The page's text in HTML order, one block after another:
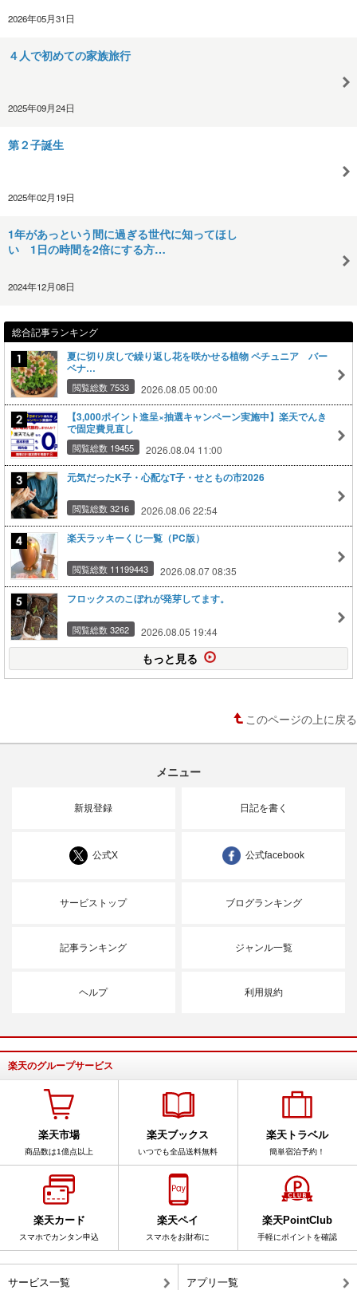
2026年05月31日
４人で初めての家族旅行
2025年09月24日
第２子誕生
2025年02月19日
1年があっという間に過ぎる世代に知ってほし
い 1日の時間を2倍にする方…
2024年12月08日
総合記事ランキング
夏に切り戻しで繰り返し花を咲かせる植物 ペチュニア バー
ベナ…
閲覧総数 7533 2026.08.05 00:00
【3,000ポイント進呈×抽選キャンペーン実施中】楽天でんき
で固定費見直し
閲覧総数 19455 2026.08.04 11:00
元気だったK子・心配なT子・せともの市2026
閲覧総数 3216 2026.08.06 22:54
楽天ラッキーくじ一覧（PC版）
閲覧総数 11199443 2026.08.07 08:35
フロックスのこぼれが発芽してます。
閲覧総数 3262 2026.08.05 19:44
もっと見る
このページの上に戻る
メニュー
新規登録 日記を書く
公式X 公式facebook
サービストップ ブログランキング
記事ランキング ジャンル一覧
ヘルプ 利用規約
楽天のグループサービス
楽天市場
商品数は1億点以上
楽天ブックス
いつでも全品送料無料
楽天トラベル
簡単宿泊予約！
楽天カード
スマホでカンタン申込
楽天ペイ
スマホをお財布に
楽天PointClub
手軽にポイントを確認
サービス一覧 アプリ一覧